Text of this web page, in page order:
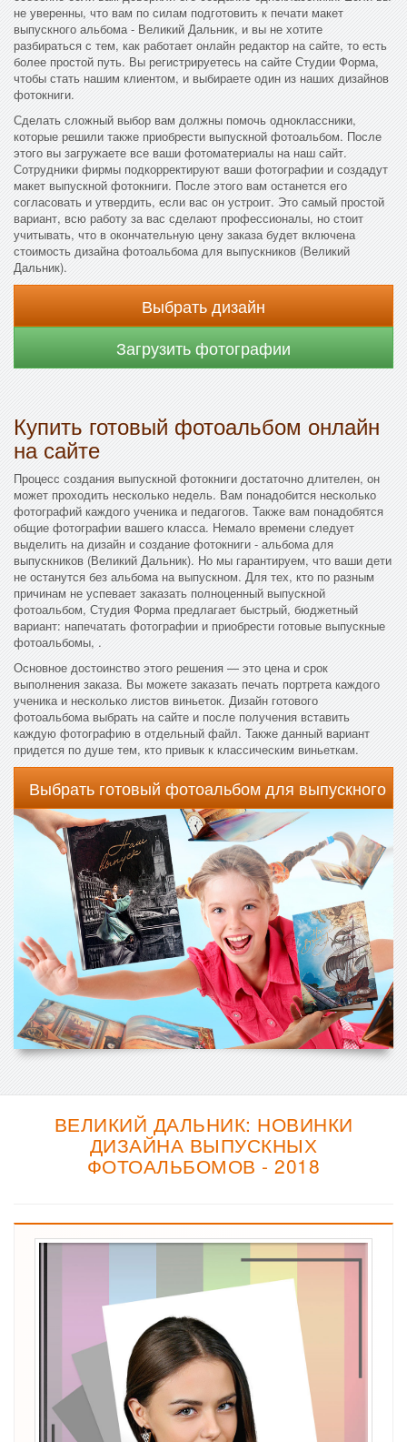
не уверенны, что вам по силам подготовить к печати макет
выпускного альбома - Великий Дальник, и вы не хотите
разбираться с тем, как работает онлайн редактор на сайте, то есть
более простой путь. Вы регистрируетесь на сайте Студии Форма,
чтобы стать нашим клиентом, и выбираете один из наших дизайнов
фотокниги.
Сделать сложный выбор вам должны помочь одноклассники,
которые решили также приобрести выпускной фотоальбом. После
этого вы загружаете все ваши фотоматериалы на наш сайт.
Сотрудники фирмы подкорректируют ваши фотографии и создадут
макет выпускной фотокниги. После этого вам останется его
согласовать и утвердить, если вас он устроит. Это самый простой
вариант, всю работу за вас сделают профессионалы, но стоит
учитывать, что в окончательную цену заказа будет включена
стоимость дизайна фотоальбома для выпускников (Великий
Дальник).
Выбрать дизайн
Загрузить фотографии
Купить готовый фотоальбом онлайн
на сайте
Процесс создания выпускной фотокниги достаточно длителен, он
может проходить несколько недель. Вам понадобится несколько
фотографий каждого ученика и педагогов. Также вам понадобятся
общие фотографии вашего класса. Немало времени следует
выделить на дизайн и создание фотокниги - альбома для
выпускников (Великий Дальник). Но мы гарантируем, что ваши дети
не останутся без альбома на выпускном. Для тех, кто по разным
причинам не успевает заказать полноценный выпускной
фотоальбом, Студия Форма предлагает быстрый, бюджетный
вариант: напечатать фотографии и приобрести готовые выпускные
фотоальбомы, .
Основное достоинство этого решения — это цена и срок
выполнения заказа. Вы можете заказать печать портрета каждого
ученика и несколько листов виньеток. Дизайн готового
фотоальбома выбрать на сайте и после получения вставить
каждую фотографию в отдельный файл. Также данный вариант
придется по душе тем, кто привык к классическим виньеткам.
Выбрать готовый фотоальбом для выпускного
ВЕЛИКИЙ ДАЛЬНИК: НОВИНКИ
ДИЗАЙНА ВЫПУСКНЫХ
ФОТОАЛЬБОМОВ - 2018